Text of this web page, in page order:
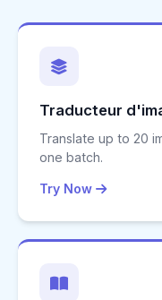
Traducteur
Translate up to 20
one batch.
Try Now